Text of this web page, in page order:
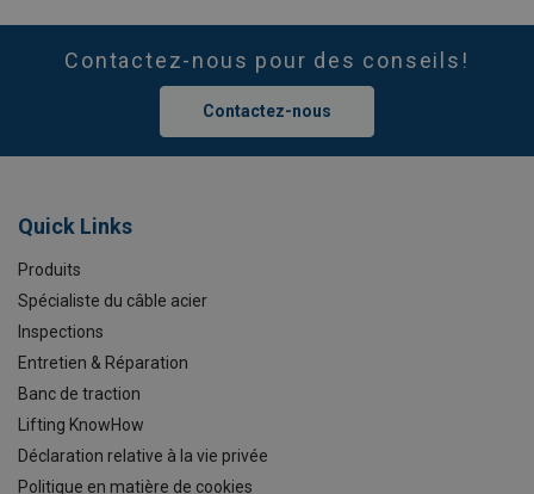
Contactez-nous pour des conseils!
Contactez-nous
Quick Links
Produits
Spécialiste du câble acier
Inspections
Entretien & Réparation
Banc de traction
Lifting KnowHow
Déclaration relative à la vie privée
Politique en matière de cookies